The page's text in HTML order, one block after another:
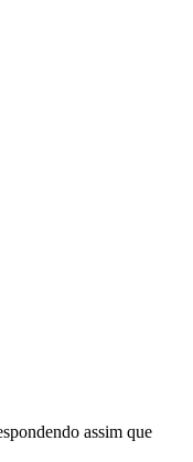
assim que